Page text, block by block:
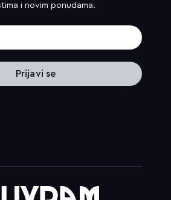
i novim ponudama.
Prijavi se